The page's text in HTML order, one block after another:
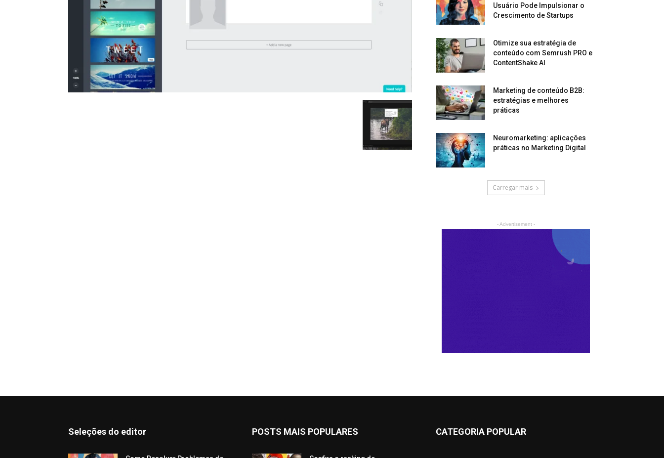
Usuário Pode Impulsionar o
Crescimento de Startups
Otimize sua estratégia de
conteúdo com Semrush PRO e
ContentShake AI
Marketing de conteúdo B2B:
estratégias e melhores
práticas
Neuromarketing: aplicações
práticas no Marketing Digital
Carregar mais
- Advertisement -
Seleções do editor POSTS MAIS POPULARES CATEGORIA POPULAR